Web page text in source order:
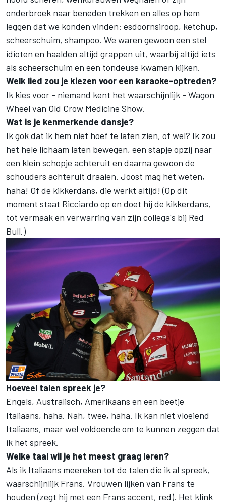
onderbroek naar beneden trekken en alles op hem
leggen dat we konden vinden: esdoornsiroop, ketchup,
scheerschuim, shampoo. We waren gewoon een stel
idioten en haalden altijd grappen uit, waarbij altijd iets
als scheerschuim en een tondeuse kwamen kijken.
Welk lied zou je kiezen voor een karaoke-optreden?
Ik kies voor - niemand kent het waarschijnlijk - Wagon
Wheel van Old Crow Medicine Show.
Wat is je kenmerkende dansje?
Ik gok dat ik hem niet hoef te laten zien, of wel? Ik zou
het hele lichaam laten bewegen, een stapje opzij naar
een klein schopje achteruit en daarna gewoon de
schouders achteruit draaien. Joost mag het weten,
haha! Of de kikkerdans, die werkt altijd! (Op dit
moment staat Ricciardo op en doet hij de kikkerdans,
tot vermaak en verwarring van zijn collega's bij Red
Bull.)
Hoeveel talen spreek je?
Engels, Australisch, Amerikaans en een beetje
Italiaans, haha. Nah, twee, haha. Ik kan niet vloeiend
Italiaans, maar wel voldoende om te kunnen zeggen dat
ik het spreek.
Welke taal wil je het meest graag leren?
Als ik Italiaans meereken tot de talen die ik al spreek,
waarschijnlijk Frans. Vrouwen lijken van Frans te
houden (zegt hij met een Frans accent, red). Het klink